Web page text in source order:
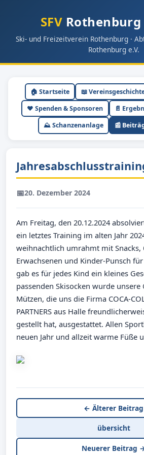
SFV Rothenburg
Ski- und Freizeitverein Rothenburg ·
Rothenburg e.V.
🏠 Startseite 📖
❤️ Spenden & Sponsoren
📄
⛰ Schanzenanlage
📰
📅20. Dezember 2024
Am Freitag, den 20.12.2024
ein letztes Training im alten Jahr
weihnachtlich umrahmt mit
Erwachsenen und Kinder-Punsch
gab es für jedes Kind ein kleines
passenden Skisocken wurde
Mützen, die uns die Firma COCA-
PARTNERS aus Halle
gestellt hat, ausgestattet. Allen
neuen Jahr und allzeit warme Füße
← Älterer Beitrag
übersicht
Neuerer Beitrag